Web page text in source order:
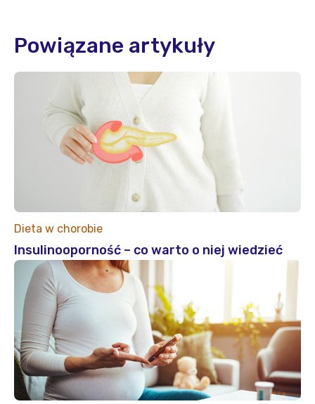
Powiązane artykuły
Dieta w chorobie
Insulinooporność – co warto o niej wiedzieć